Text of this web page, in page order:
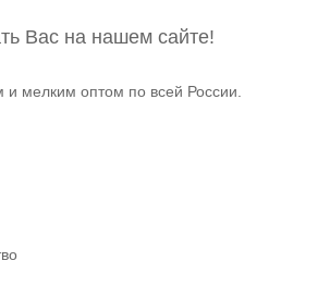
Вас на нашем сайте!
мелким оптом по всей России.